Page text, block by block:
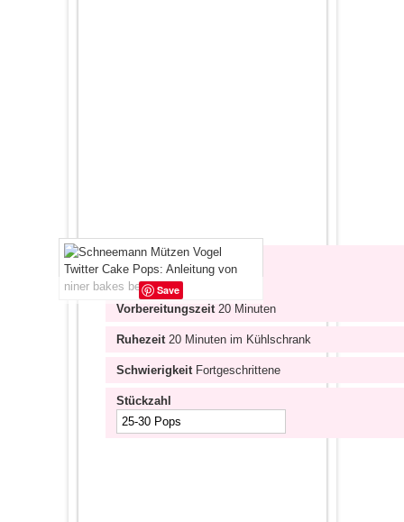
Save
Vorbereitungszeit20 Minuten
Ruhezeit20 Minuten im Kühlschrank
SchwierigkeitFortgeschrittene
Stückzahl